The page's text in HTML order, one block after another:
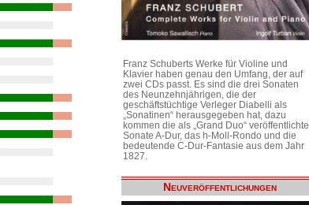
Franz Schuberts Werke für Violine und
Klavier haben genau den Umfang, der auf
zwei CDs passt. Es sind die drei Sonaten
des Neunzehnjährigen, die der
geschäftstüchtige Verleger Diabelli als
„Sonatinen“ herausgegeben hat, dazu
kommen die als „Grand Duo“ veröffentlichte
Sonate A-Dur, das h-Moll-Rondo und die
bedeutende C-Dur-Fantasie aus dem Jahr
1827.
Neuveröffentlichungen